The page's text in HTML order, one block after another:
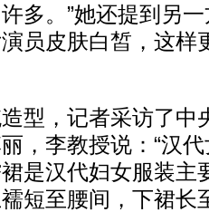
多。”她还提到另
员皮肤白皙，这样
，记者采访了中
，李教授说：“汉
是汉代妇女服装主
襦短至腰间，下裙长